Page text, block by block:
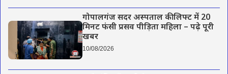
गोपालगंज सदर अस्पताल की लिफ्ट में 20
मिनट फंसी प्रसव पीड़िता महिला – पढ़े पूरी
खबर
10/08/2026